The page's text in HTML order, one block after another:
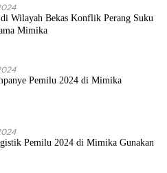
Wilayah Bekas Konflik Perang Suku
Mimika
Pemilu 2024 di Mimika
Pemilu 2024 di Mimika Gunakan